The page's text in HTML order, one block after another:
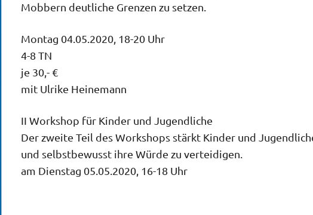
Mobbern deutliche Grenzen zu setzen.
Montag 04.05.2020, 18-20 Uhr
4-8 TN
je 30,- €
mit Ulrike Heinemann
II Workshop für Kinder und Jugendliche
Der zweite Teil des Workshops stärkt Kinder und
und selbstbewusst ihre Würde zu verteidigen.
am Dienstag 05.05.2020, 16-18 Uhr